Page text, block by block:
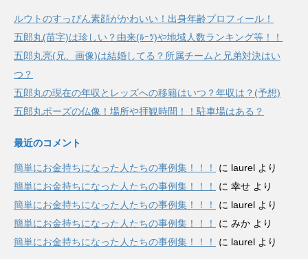
ルウトのすっぴん素顔がかわいい！出身年齢プロフィール！
五郎丸(苗字)は珍しい？由来(ﾙｰﾂ)や地域人数ランキング等！！
五郎丸亮(兄、画像)は結婚してる？所属チームと兄弟対決はい
つ？
五郎丸の現在の年収とレッズへの移籍はいつ？年収は？(予想)
五郎丸ポーズの仏像！場所や拝観時間！！駐車場はある？
最近のコメント
簡単にお金持ちになった人たちの事例集！！！ に laurel より
簡単にお金持ちになった人たちの事例集！！！
に 幸せ より
簡単にお金持ちになった人たちの事例集！！！
に laurel より
簡単にお金持ちになった人たちの事例集！！！
に みか より
簡単にお金持ちになった人たちの事例集！！！
に laurel より